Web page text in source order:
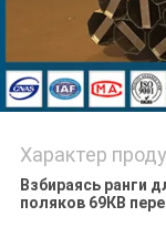
Характер
Взбираясь ранги
поляков 69КВ